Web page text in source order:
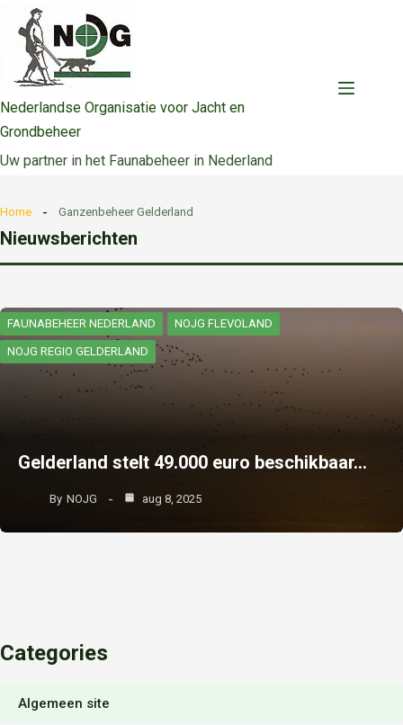
naar
inhoud
Nederlandse Organisatie voor Jacht en
Grondbeheer
Uw partner in het Faunabeheer in Nederland
Home Ganzenbeheer Gelderland
Nieuwsberichten
FAUNABEHEER NEDERLAND NOJG FLEVOLAND
NOJG REGIO GELDERLAND
Gelderland stelt 49.000 euro beschikbaar…
By NOJG aug 8, 2025
Categories
Algemeen site